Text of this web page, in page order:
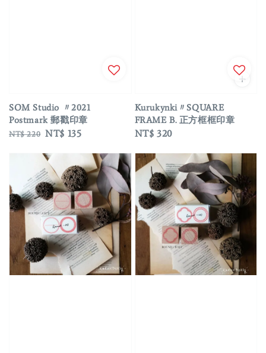
SOM Studio 〃2021
Postmark 郵戳印章
Regular
NT$ 220 Sale
NT$ 135
Kurukynki〃SQUARE
FRAME B. 正方框框印章
Regular
NT$ 320